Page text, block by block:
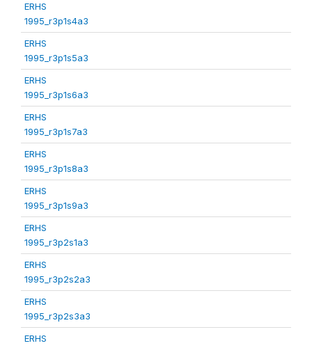
ERHS
1995_r3p1s4a3
ERHS
1995_r3p1s5a3
ERHS
1995_r3p1s6a3
ERHS
1995_r3p1s7a3
ERHS
1995_r3p1s8a3
ERHS
1995_r3p1s9a3
ERHS
1995_r3p2s1a3
ERHS
1995_r3p2s2a3
ERHS
1995_r3p2s3a3
ERHS